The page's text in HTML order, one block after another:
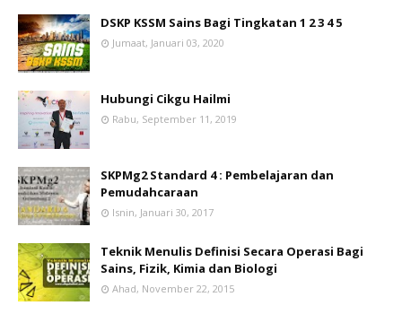
DSKP KSSM Sains Bagi Tingkatan 1 2 3 4 5
Jumaat, Januari 03, 2020
Hubungi Cikgu Hailmi
Rabu, September 11, 2019
SKPMg2 Standard 4 : Pembelajaran dan
Pemudahcaraan
Isnin, Januari 30, 2017
Teknik Menulis Definisi Secara Operasi Bagi
Sains, Fizik, Kimia dan Biologi
Ahad, November 22, 2015